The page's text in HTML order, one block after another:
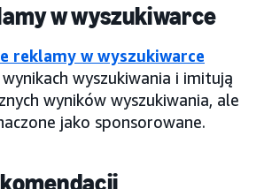
w wyszukiwarce
reklamy w wyszukiwarce
wyszukiwania i imitują
wyników wyszukiwania, ale
jako sponsorowane.